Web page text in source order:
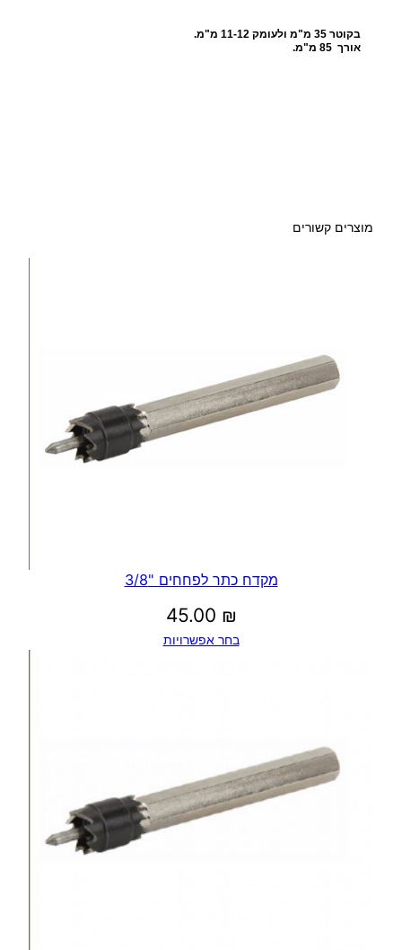
בקוטר 35 מ"מ
ולעומק 11-12 מ"מ.
אורך 85 מ"מ.
מוצרים קשורים
מקדח כתר לפחחים "3/8
45.00 ₪
בחר אפשרויות